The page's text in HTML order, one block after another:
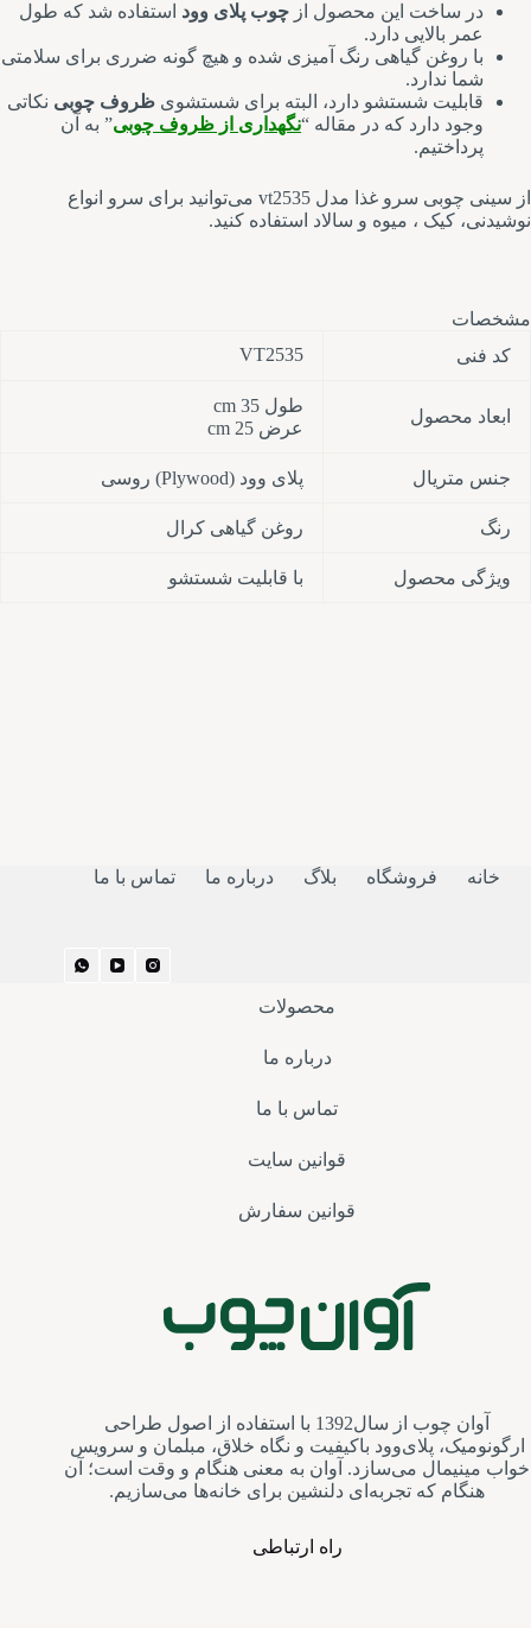
در ساخت این محصول از چوب پلای وود استفاده شد که طول
عمر بالایی دارد.
با روغن گیاهی رنگ آمیزی شده و هیچ گونه ضرری برای سلامتی
شما ندارد.
قابلیت شستشو دارد، البته برای شستشوی ظروف چوبی نکاتی
وجود دارد که در مقاله “نگهداری از ظروف چوبی” به آن
پرداختیم.
از سینی چوبی سرو غذا مدل vt2535 می‌توانید برای سرو انواع
نوشیدنی، کیک ، میوه و سالاد استفاده کنید.
مشخصات
کد فنی
VT2535
ابعاد محصول
طول 35 cm
عرض 25 cm
جنس متریال پلای وود (Plywood) روسی
رنگ روغن گیاهی کرال
ویژگی محصول با قابلیت شستشو
خانه فروشگاه بلاگ درباره ما تماس با ما
محصولات
درباره ما
تماس با ما
قوانین سایت
قوانین سفارش
آوان چوب از سال1392 با استفاده از اصول طراحی
ارگونومیک، پلای‌وود باکیفیت و نگاه خلاق، مبلمان و سرویس‌
خواب مینیمال می‌سازد. آوان به معنی هنگام و وقت است؛ آن
هنگام که تجربه‌ای دلنشین برای خانه‌ها می‌سازیم.
راه ارتباطی